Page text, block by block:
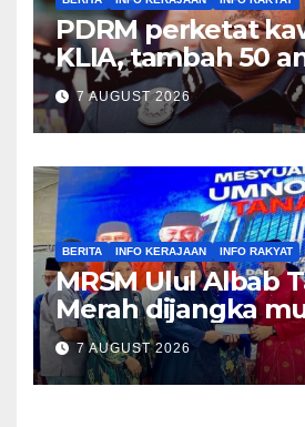
PDRM perketat
KLIA, tambah 50
PGA banteras
– Hussein Omar
7 AUGUST 2026
BERITA INFO KERAJAAN INFO RAKYAT
MRSM Ulul Albab
Merah dijangka
sebelum April
Asyraf Wajdi
7 AUGUST 2026